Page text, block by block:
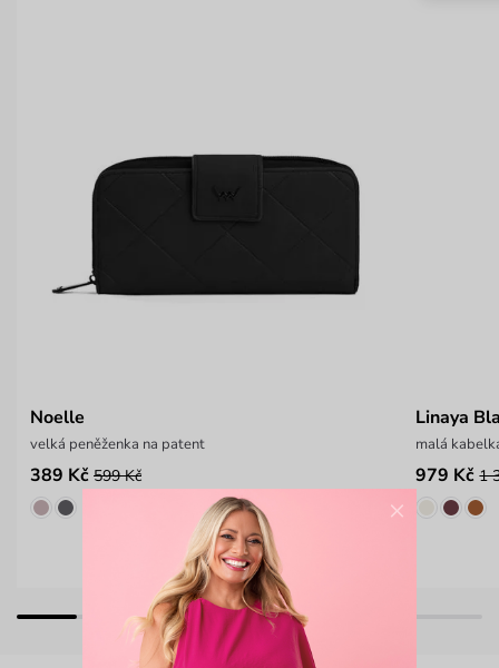
Noelle
velká peněženka na patent
389 Kč 599 Kč
Linaya
malá
979 Kč 1
×